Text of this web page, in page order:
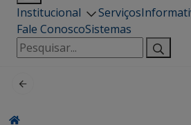
Institucional Serviços
Fale ConoscoSistemas
Pesquisar
por: